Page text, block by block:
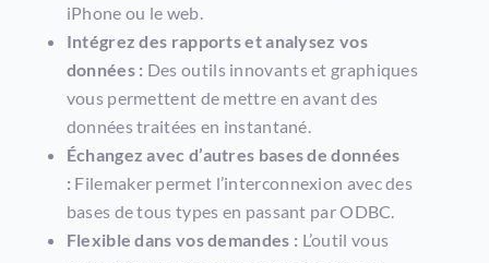
iPhone ou le web.
Intégrez des rapports et analysez vos
données : Des outils innovants et graphiques
vous permettent de mettre en avant des
données traitées en instantané.
Échangez avec d’autres bases de données
: Filemaker permet l’interconnexion avec des
bases de tous types en passant par ODBC.
Flexible dans vos demandes : L’outil vous